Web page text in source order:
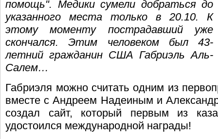
помощь". Медики сумели добраться до
указанного места только в 20.10. К
этому моменту пострадавший уже
скончался. Этим человеком был 43-
летний гражданин США Габриэль Аль-
Салем…
Габриэля можно считать одним из
вместе с Андреем Надеиным и
создал сайт, который первым из
удостоился международной награды!